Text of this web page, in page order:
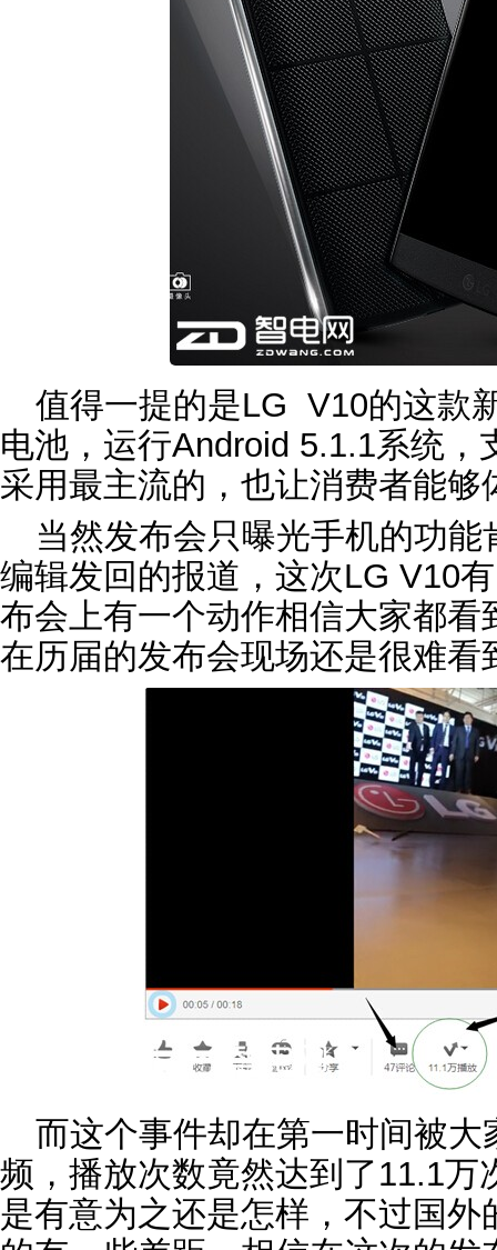
值得一提的是LG V10的这款
电池，运行Android 5.1.1系统，
采用最主流的，也让消费者能
当然发布会只曝光手机的功
编辑发回的报道，这次LG V10
布会上有一个动作相信大家都
在历届的发布会现场还是很难看
而这个事件却在第一时间被
频，播放次数竟然达到了11.1万
是有意为之还是怎样，不过国